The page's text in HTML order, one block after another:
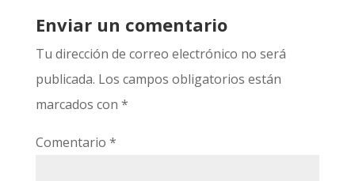
Enviar un comentario
Tu dirección de correo electrónico no será
publicada. Los campos obligatorios están
marcados con *
Comentario *